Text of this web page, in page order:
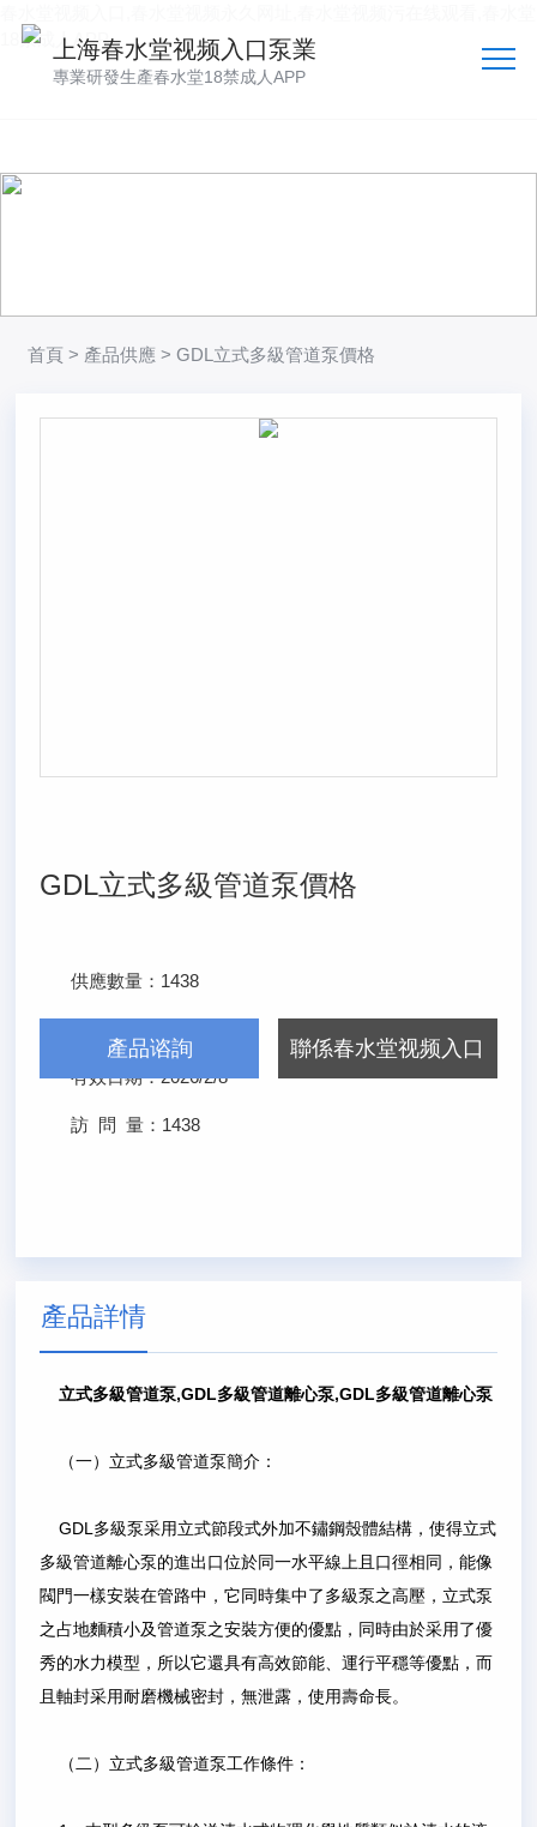
18禁成人APP上海春水堂视频入口泵業
專業研發生產春水堂18禁成人APP
首頁 > 產品供應 > GDL立式多級管道泵價格
GDL立式多級管道泵價格
供應數量： 1438
有效日期：2026/2/8
訪 問 量： 1438
產品谘詢 聯係春水堂视频入口
產品詳情
立式多級管道泵,GDL多級管道離心泵,GDL多級管道離心泵
（一）立式多級管道泵簡介：
GDL多級泵采用立式節段式外加不鏽鋼殼體結構，使得立式
多級管道離心泵的進出口位於同一水平線上且口徑相同，能像
閥門一樣安裝在管路中，它同時集中了多級泵之高壓，立式泵
之占地麵積小及管道泵之安裝方便的優點，同時由於采用了優
秀的水力模型，所以它還具有高效節能、運行平穩等優點，而
且軸封采用耐磨機械密封，無泄露，使用壽命長。
（二）立式多級管道泵工作條件：